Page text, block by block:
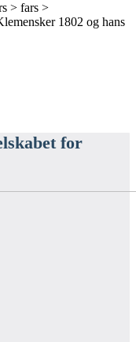
> fars >
1802 og hans
for